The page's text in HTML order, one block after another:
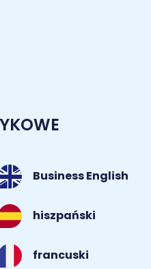
Business English
hiszpański
francuski